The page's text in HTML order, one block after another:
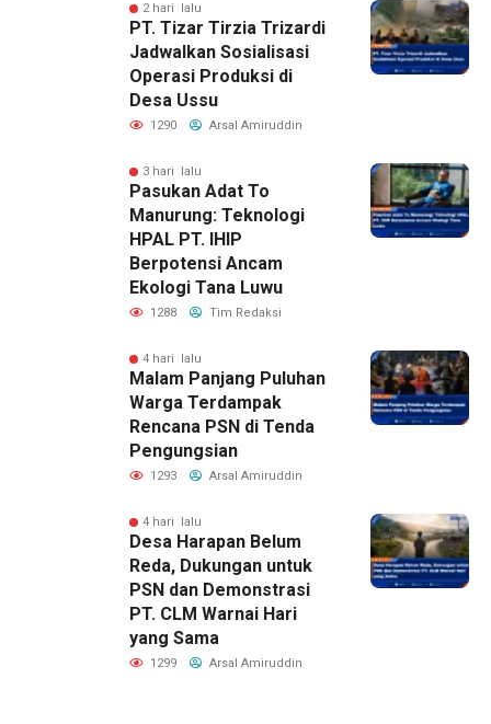
2 hari lalu
PT. Tizar Tirzia Trizardi
Jadwalkan Sosialisasi
Operasi Produksi di
Desa Ussu
1290 Arsal Amiruddin
3 hari lalu
Pasukan Adat To
Manurung: Teknologi
HPAL PT. IHIP
Berpotensi Ancam
Ekologi Tana Luwu
1288 Tim Redaksi
4 hari lalu
Malam Panjang Puluhan
Warga Terdampak
Rencana PSN di Tenda
Pengungsian
1293 Arsal Amiruddin
4 hari lalu
Desa Harapan Belum
Reda, Dukungan untuk
PSN dan Demonstrasi
PT. CLM Warnai Hari
yang Sama
1299 Arsal Amiruddin